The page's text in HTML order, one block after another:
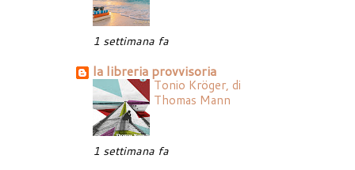
1 settimana fa
la libreria provvisoria
Tonio Kröger, di
Thomas Mann
1 settimana fa